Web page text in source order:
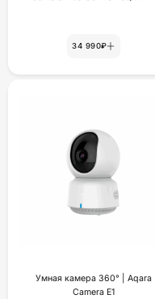
34 990₽
Умная камера 360° | Aqara
Camera E1